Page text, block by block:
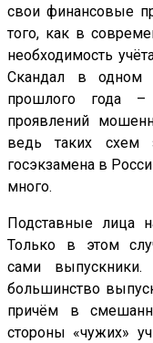
свои финансовые
того, как в
необходимость
Скандал в одном
прошлого года
проявлений
ведь таких схем
госэкзамена в
много.
Подставные лица
Только в этом
сами
большинство
причём в
стороны «чужих»